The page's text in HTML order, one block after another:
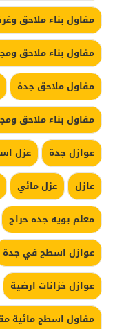
مقاول بناء ملاحق
مقاول بناء ملاحق
مقاول ملاحق جدة
مقاول بناء ملاحق
عوازل جدة
عزل
عازل
عزل مائي
معلم بويه جده حراج
عوازل اسطح في جدة
عوازل خزانات ارضية
مقاول اسطح مائية